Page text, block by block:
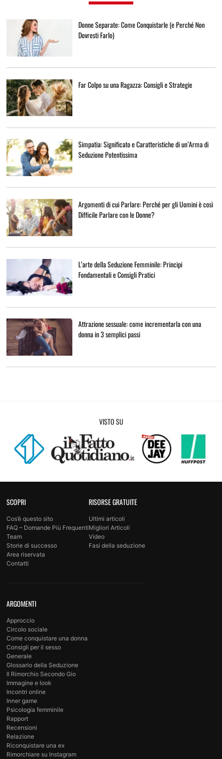
Donne Separate: Come Conquistarle (e Perché Non
Dovresti Farlo)
Far Colpo su una Ragazza: Consigli e Strategie
Simpatia: Significato e Caratteristiche di un’Arma di
Seduzione Potentissima
Argomenti di cui Parlare: Perché per gli Uomini è così
Difficile Parlare con le Donne?
L’arte della Seduzione Femminile: Principi
Fondamentali e Consigli Pratici
Attrazione sessuale: come incrementarla con una
donna in 3 semplici passi
VISTO SU
SCOPRI
Cos’è questo sito
FAQ – Domande Più Frequenti
Team
Storie di successo
Area riservata
Contatti
RISORSE GRATUITE
Ultimi articoli
Migliori Articoli
Video
Fasi della seduzione
ARGOMENTI
Approccio
Circolo sociale
Come conquistare una donna
Consigli per il sesso
Generale
Glossario della Seduzione
Il Rimorchio Secondo Gio
Immagine e look
Incontri online
Inner game
Psicologia femminile
Rapport
Recensioni
Relazione
Riconquistare una ex
Rimorchiare su Instagram